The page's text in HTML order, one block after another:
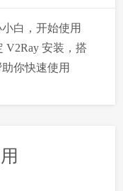
白，开始使用
V2Ray 安装，搭
你快速使用